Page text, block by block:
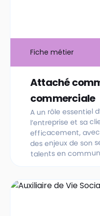
Fiche métier
Attaché
commerciale
A un rôle essentiel
l’entreprise et sa
efficacement,
des enjeux de son
talents en